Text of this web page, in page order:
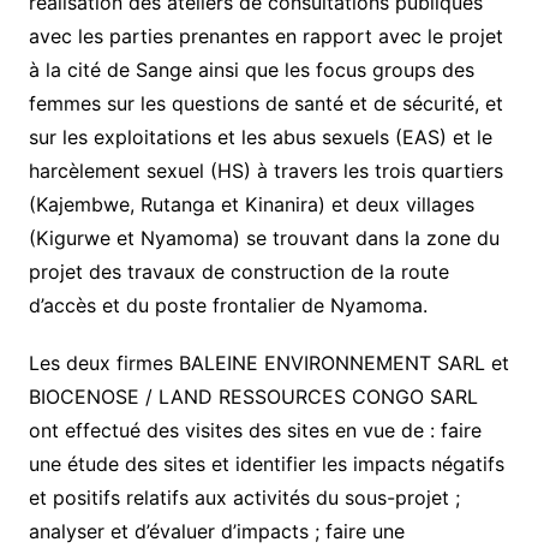
avec les parties prenantes en rapport avec le projet
à la cité de Sange ainsi que les focus groups des
femmes sur les questions de santé et de sécurité, et
sur les exploitations et les abus sexuels (EAS) et le
harcèlement sexuel (HS) à travers les trois quartiers
(Kajembwe, Rutanga et Kinanira) et deux villages
(Kigurwe et Nyamoma) se trouvant dans la zone du
projet des travaux de construction de la route
d’accès et du poste frontalier de Nyamoma.
Les deux firmes BALEINE ENVIRONNEMENT SARL et
BIOCENOSE / LAND RESSOURCES CONGO SARL
ont effectué des visites des sites en vue de : faire
une étude des sites et identifier les impacts négatifs
et positifs relatifs aux activités du sous-projet ;
analyser et d’évaluer d’impacts ; faire une